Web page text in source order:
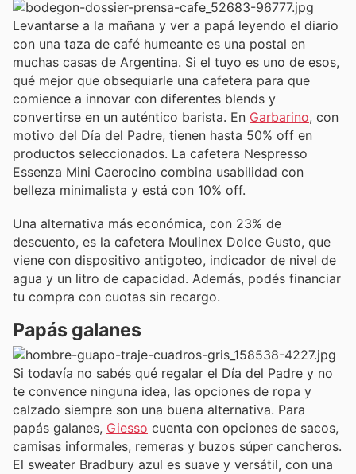
Levantarse a la mañana y ver a papá leyendo el diario
con una taza de café humeante es una postal en
muchas casas de Argentina. Si el tuyo es uno de esos,
qué mejor que obsequiarle una cafetera para que
comience a innovar con diferentes blends y
convertirse en un auténtico barista. En Garbarino, con
motivo del Día del Padre, tienen hasta 50% off en
productos seleccionados. La cafetera Nespresso
Essenza Mini Caerocino combina usabilidad con
belleza minimalista y está con 10% off.
Una alternativa más económica, con 23% de
descuento, es la cafetera Moulinex Dolce Gusto, que
viene con dispositivo antigoteo, indicador de nivel de
agua y un litro de capacidad. Además, podés financiar
tu compra con cuotas sin recargo.
Papás galanes
Si todavía no sabés qué regalar el Día del Padre y no
te convence ninguna idea, las opciones de ropa y
calzado siempre son una buena alternativa. Para
papás galanes, Giesso cuenta con opciones de sacos,
camisas informales, remeras y buzos súper cancheros.
El sweater Bradbury azul es suave y versátil, con una